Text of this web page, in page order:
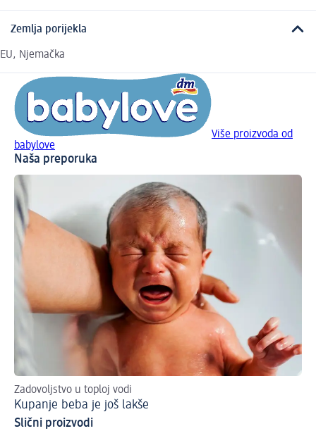
Zemlja porijekla
EU, Njemačka
Više proizvoda od
babylove
Naša preporuka
Zadovoljstvo u toploj vodi
Kupanje beba je još lakše
Slični proizvodi